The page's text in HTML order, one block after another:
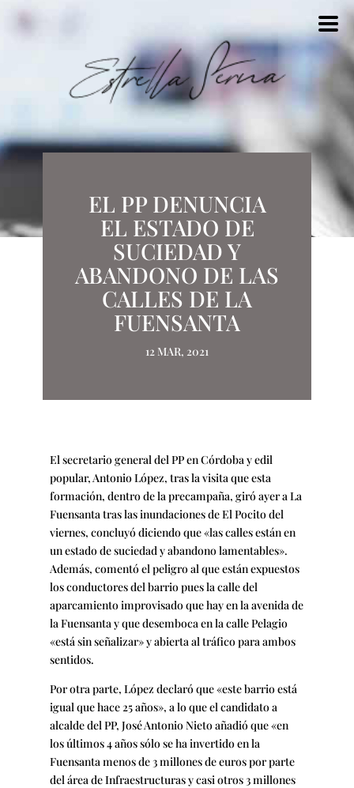
EL PP DENUNCIA
EL ESTADO DE
SUCIEDAD Y
ABANDONO DE LAS
CALLES DE LA
FUENSANTA
12 MAR, 2021
El secretario general del PP en Córdoba y edil
popular, Antonio López, tras la visita que esta
formación, dentro de la precampaña, giró ayer a La
Fuensanta tras las inundaciones de El Pocito del
viernes, concluyó diciendo que «las calles están en
un estado de suciedad y abandono lamentables».
Además, comentó el peligro al que están expuestos
los conductores del barrio pues la calle del
aparcamiento improvisado que hay en la avenida de
la Fuensanta y que desemboca en la calle Pelagio
«está sin señalizar» y abierta al tráfico para ambos
sentidos.
Por otra parte, López declaró que «este barrio está
igual que hace 25 años», a lo que el candidato a
alcalde del PP, José Antonio Nieto añadió que «en
los últimos 4 años sólo se ha invertido en la
Fuensanta menos de 3 millones de euros por parte
del área de Infraestructuras y casi otros 3 millones